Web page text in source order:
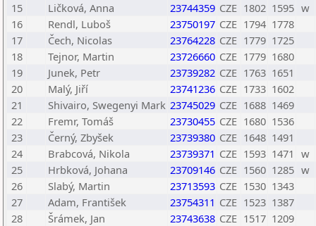
15
Ličková, Anna 23744359 CZE 1802 1595 w
16
Rendl, Luboš 23750197 CZE 1794 1778
17
Čech, Nicolas 23764228 CZE 1779 1725
18
Tejnor, Martin 23726660 CZE 1779 1680
19
Junek, Petr 23739282 CZE 1763 1651
20
Malý, Jiří 23741236 CZE 1733 1602
21
Shivairo, Swegenyi Mark 23745029 CZE 1688 1469
22
Fremr, Tomáš 23730455 CZE 1680 1536
23
Černý, Zbyšek 23739380 CZE 1648 1491
24
Brabcová, Nikola 23739371 CZE 1593 1471
w
25
Hrbková, Johana 23709146 CZE 1560 1285 w
26
Slabý, Martin 23713593 CZE 1530 1343
27
Adam, František 23754311 CZE 1523 1387
28
Šrámek, Jan 23743638 CZE 1517 1209